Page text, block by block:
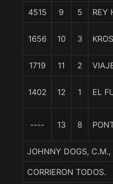
4515 9 5 REY
1656 10 3
1719 11 2
1402 12 1 EL
---- 13 8
JOHNNY DOGS,
CORRIERON TODOS.